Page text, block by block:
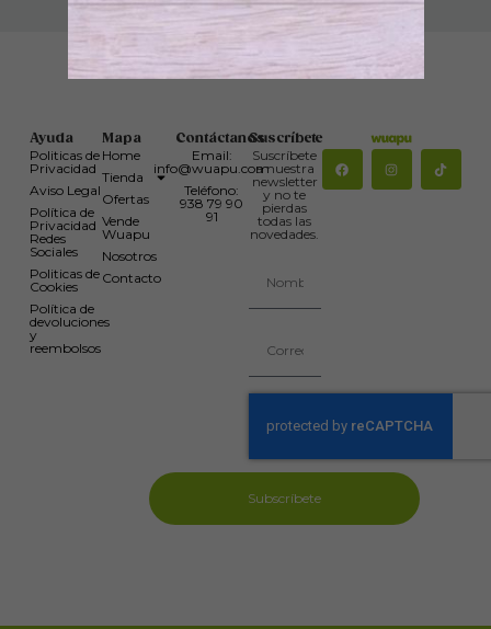
Ayuda
Politicas de
Privacidad
Aviso Legal
Política de
Privacidad
Redes
Sociales
Politicas de
Cookies
Política de
devoluciones
y
reembolsos
Mapa
Home
Tienda
Ofertas
Vende
Wuapu
Nosotros
Contacto
Contáctanos
Email:
info@wuapu.com
Teléfono:
938 79 90
91
Suscríbete
Suscríbete
a nuestra
newsletter
y no te
pierdas
todas las
novedades.
Subscríbete